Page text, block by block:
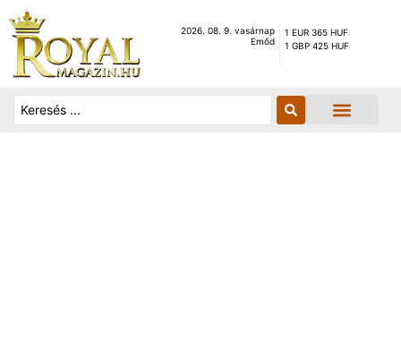
2026. 08. 9. vasárnap
Emőd
1 EUR 365 HUF
1 GBP 425 HUF